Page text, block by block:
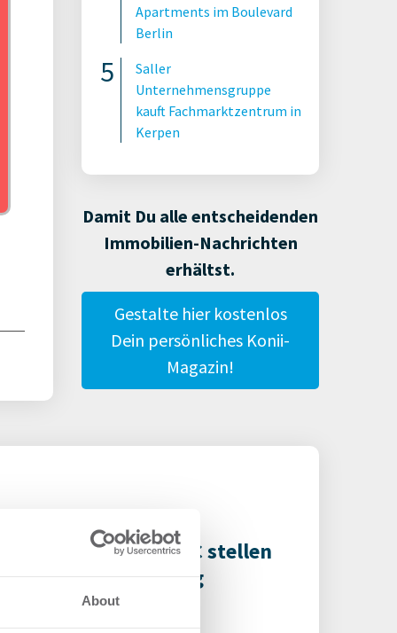
About
Apartments im Boulevard
Berlin
Saller
Unternehmensgruppe
kauft Fachmarktzentrum in
Kerpen
Damit Du alle entscheidenden
Immobilien-Nachrichten
erhältst.
Gestalte hier kostenlos
Dein persönliches Konii-
Magazin!
und PRODAC stellen
Logistikpark fertig
| Projekte-06.08.2026